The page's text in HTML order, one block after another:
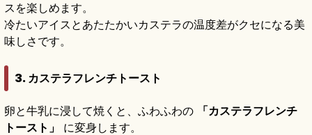
スを楽しめます。
冷たいアイスとあたたかいカステラの温度差がクセになる美
味しさです。
3. カステラフレンチトースト
卵と牛乳に浸して焼くと、ふわふわの
「カステラフレンチ
トースト」
に変身します。